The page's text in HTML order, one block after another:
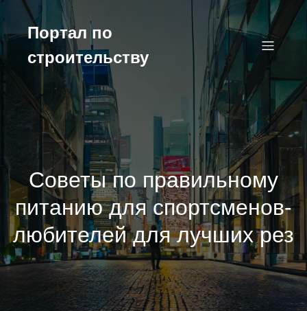
Перейти
содержимому
Портал по
строительству
Советы по правильному
питанию для спортсменов-
любителей для лучших рез